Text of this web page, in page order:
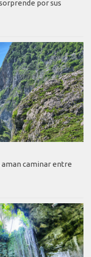
por sus
aman caminar entre